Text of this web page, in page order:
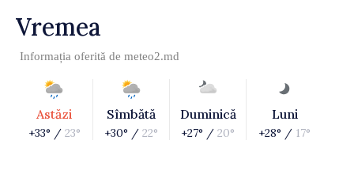
Vremea
Informația oferită de meteo2.md
Astăzi
+33° / 23°
Sîmbătă
+30° / 22°
Duminică
+27° / 20°
Luni
+28° / 17°